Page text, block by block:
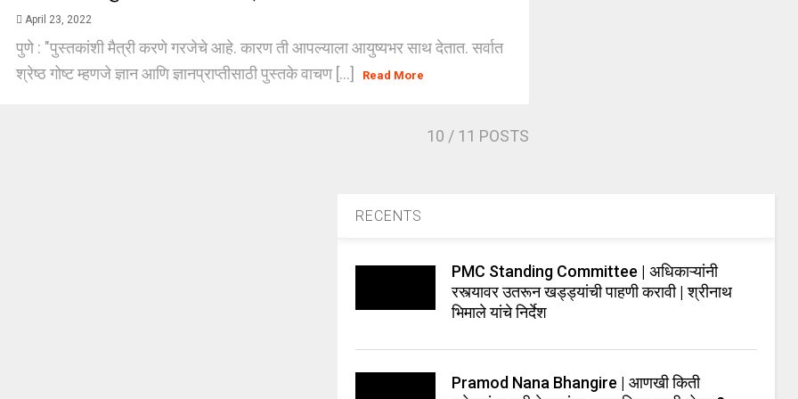
April 23, 2022
पुणे : "पुस्तकांशी मैत्री करणे गरजेचे आहे. कारण ती आपल्याला आयुष्यभर साथ देतात. सर्वात
श्रेष्ठ गोष्ट म्हणजे ज्ञान आणि ज्ञानप्राप्तीसाठी पुस्तके वाचण [...]
Read More
10 / 11 POSTS
RECENTS
PMC Standing Committee | अधिकाऱ्यांनी
रस्त्यावर उतरून खड्ड्यांची पाहणी करावी | श्रीनाथ
भिमाले यांचे निर्देश
Pramod Nana Bhangire | आणखी किती